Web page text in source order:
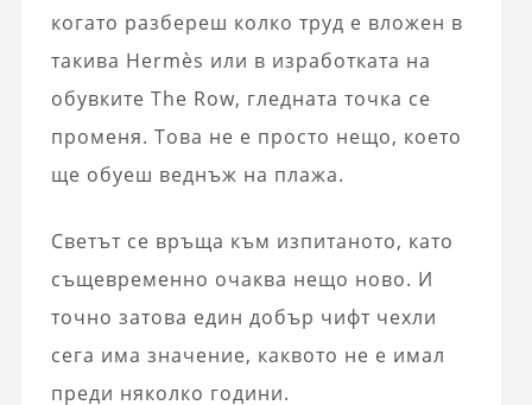
когато разбереш колко труд е вложен в
такива Hermès или в изработката на
обувките The Row, гледната точка се
променя. Това не е просто нещо, което
ще обуеш веднъж на плажа.
Светът се връща към изпитаното, като
същевременно очаква нещо ново. И
точно затова един добър чифт чехли
сега има значение, каквото не е имал
преди няколко години.